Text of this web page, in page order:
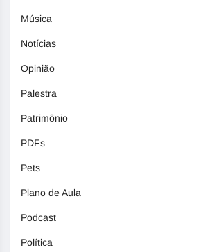
Música
Notícias
Opinião
Palestra
Patrimônio
PDFs
Pets
Plano de Aula
Podcast
Política